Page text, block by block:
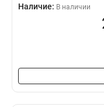
Наличие: В наличии